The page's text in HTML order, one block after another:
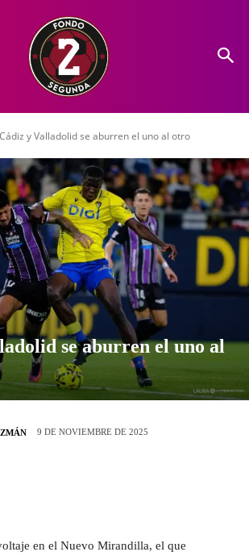
Cádiz y Valladolid se aburren el uno al otro
se aburren el uno al
9 DE NOVIEMBRE DE 2025
en el Nuevo Mirandilla, el que